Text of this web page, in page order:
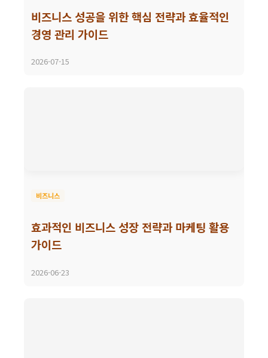
비즈니스 성공을 위한 핵심 전략과 효율적인
경영 관리 가이드
2026-07-15
비즈니스
효과적인 비즈니스 성장 전략과 마케팅 활용
가이드
2026-06-23